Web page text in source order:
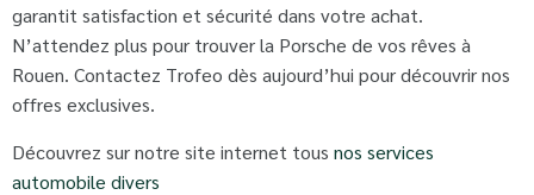
garantit satisfaction et sécurité dans votre achat.
N’attendez plus pour trouver la Porsche de vos rêves à
Rouen. Contactez Trofeo dès aujourd’hui pour découvrir nos
offres exclusives.
Découvrez sur notre site internet tous nos services
automobile divers